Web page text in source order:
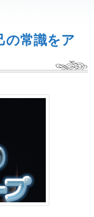
の常識をア